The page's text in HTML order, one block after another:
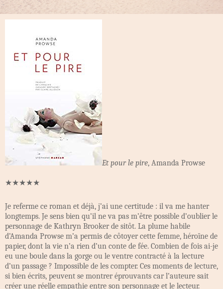
Et pour le pire, Amanda Prowse
★★★★★
Je referme ce roman et déjà, j’ai une certitude : il va me hanter
longtemps. Je sens bien qu’il ne va pas m’être possible d’oublier le
personnage de Kathryn Brooker de sitôt. La plume habile
d’Amanda Prowse m’a permis de côtoyer cette femme, héroïne de
papier, dont la vie n’a rien d’un conte de fée. Combien de fois ai-je
eu une boule dans la gorge ou le ventre contracté à la lecture
d’un passage ? Impossible de les compter. Ces moments de lecture,
si bien écrits, peuvent se montrer éprouvants car l’auteure sait
créer une réelle empathie entre son personnage et le lecteur.